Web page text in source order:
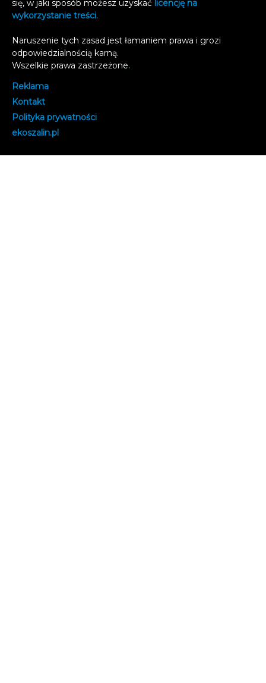
się, w jaki sposób możesz uzyskać licencję na
wykorzystanie treści.
Naruszenie tych zasad jest łamaniem prawa i grozi
odpowiedzialnością karną.
Wszelkie prawa zastrzeżone.
Reklama
Kontakt
Polityka prywatności
ekoszalin.pl